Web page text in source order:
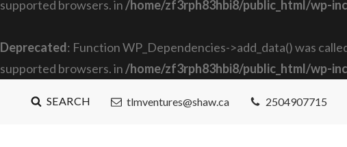
supported browsers. in /home/zf3rph83hbi8/public_html/wp-
Deprecated: Function WP_Dependencies->add_data() was
supported browsers. in /home/zf3rph83hbi8/public_html/wp-
SEARCH tlmventures@shaw.ca 2504907715